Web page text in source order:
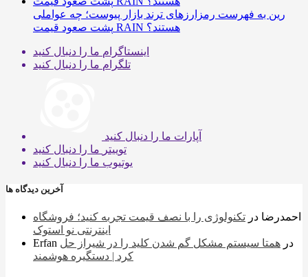
رین به فهرست رمزارزهای ترند بازار پیوست؛ چه عواملی
پشت صعود قیمت RAIN هستند؟
اینستاگرام ما را دنبال کنید
تلگرام ما را دنبال کنید
آپارات ما را دنبال کنید
توییتر ما را دنبال کنید
یوتیوب ما را دنبال کنید
آخرین دیدگاه ها
احمدرضا در تکنولوژی را با نصف قیمت تجربه کنید؛ فروشگاه
اینترنتی نو استوک
Erfan
در همتا سیستم مشکل گم شدن کلید را در شیراز حل
کرد | دستگیره هوشمند